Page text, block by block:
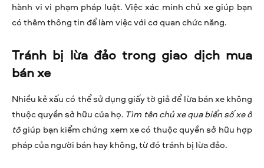
hành vi vi phạm pháp luật. Việc xác minh chủ xe giúp bạn
có thêm thông tin để làm việc với cơ quan chức năng.
Tránh bị lừa đảo trong giao dịch mua
bán xe
Nhiều kẻ xấu có thể sử dụng giấy tờ giả để lừa bán xe không
thuộc quyền sở hữu của họ. Tìm tên chủ xe qua biển số xe ô
tôgiúp bạn kiểm chứng xem xe có thuộc quyền sở hữu hợp
pháp của người bán hay không, từ đó tránh bị lừa đảo.